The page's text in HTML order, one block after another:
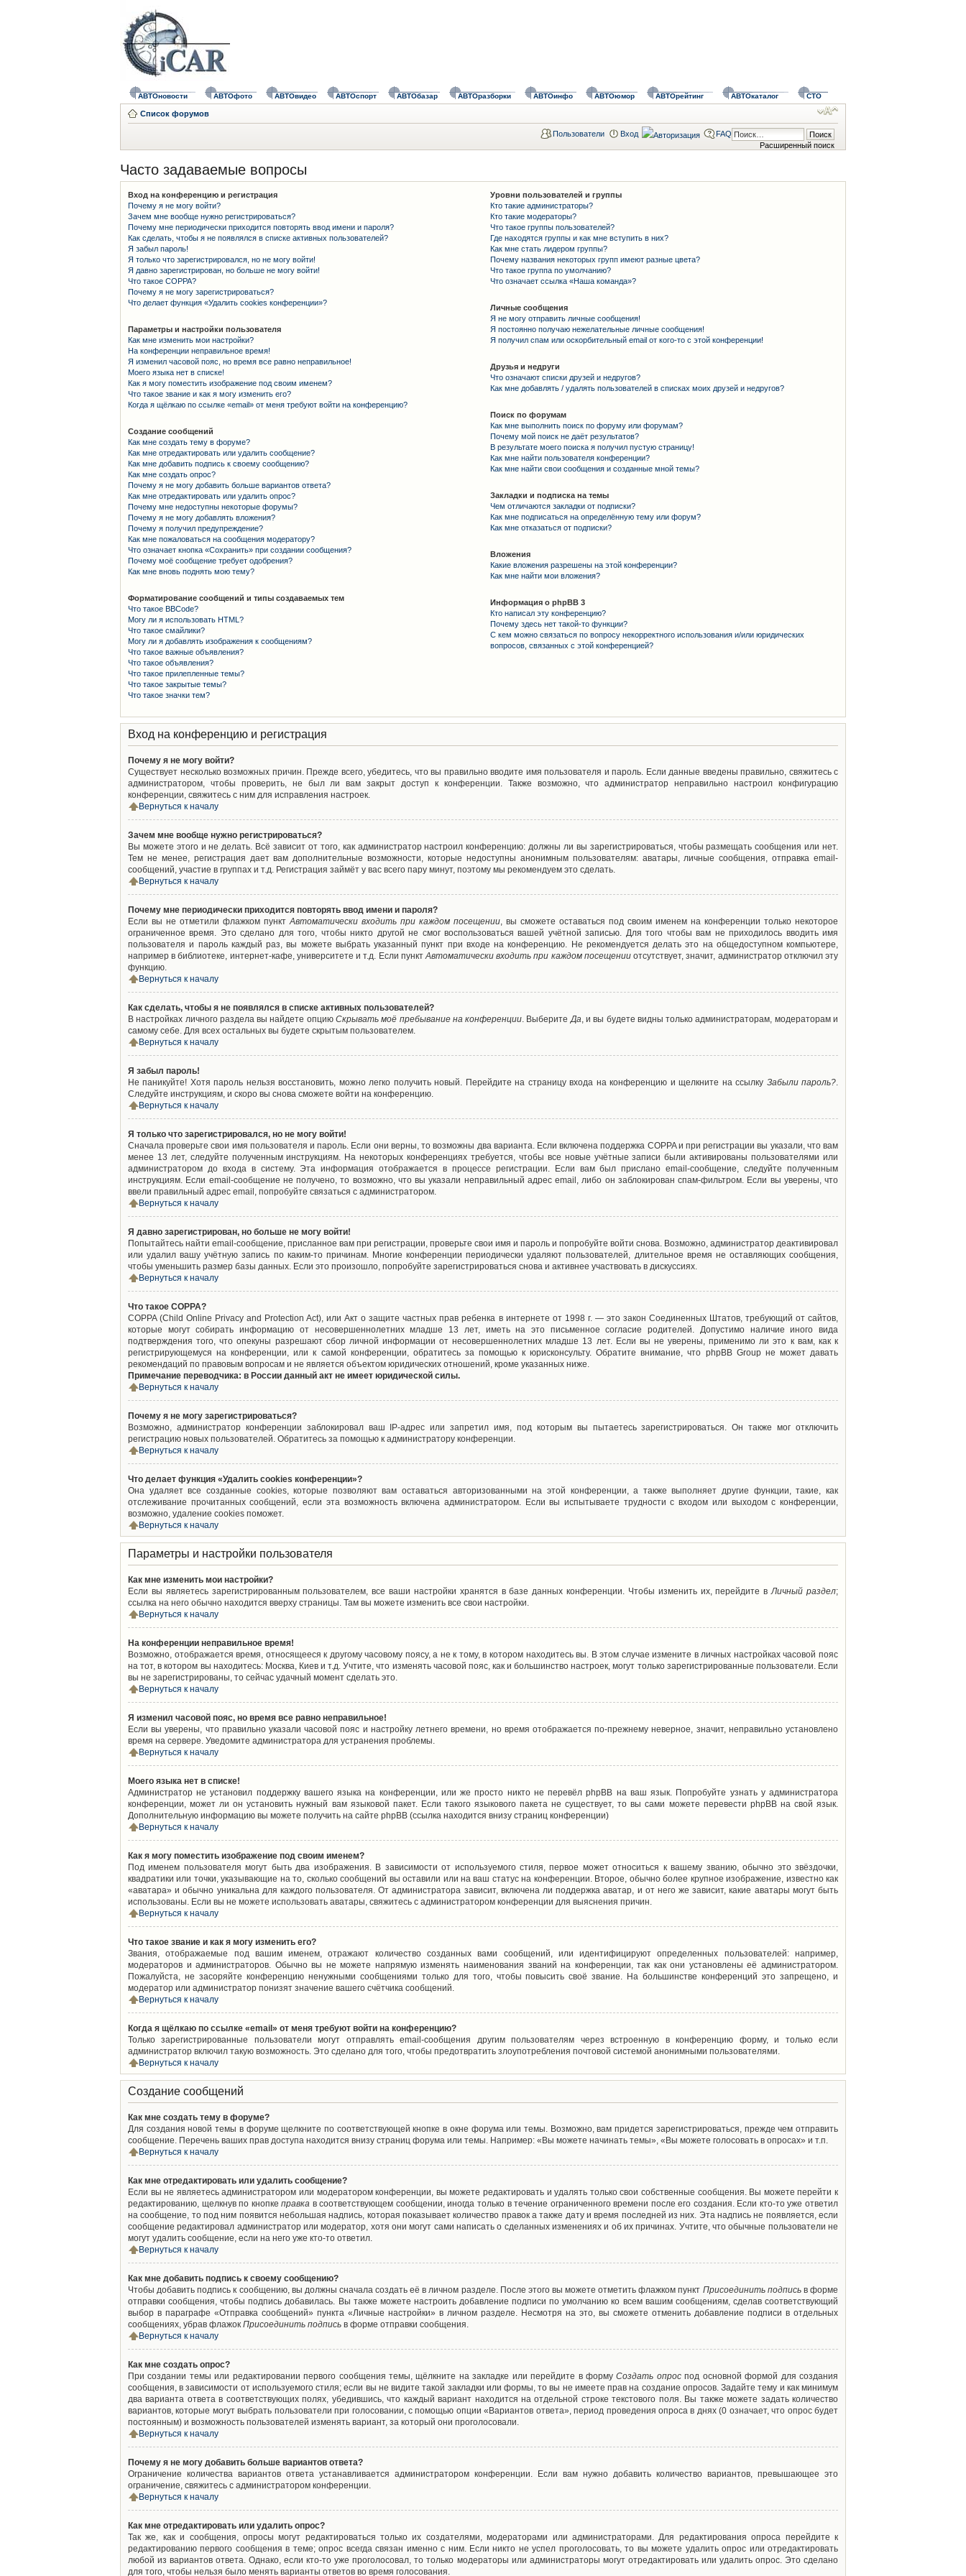
АВТОновости АВТОфото АВТОвидео АВТОспорт АВТОбазар АВТОразборки АВТОинфо АВТОюмор АВТОрейтинг АВТОкаталог СТО
Список форумов
Расширенный поиск
Пользователи Вход FAQ
Часто задаваемые вопросы
Вход на конференцию и регистрация
Почему я не могу войти?
Зачем мне вообще нужно регистрироваться?
Почему мне периодически приходится повторять ввод имени и пароля?
Как сделать, чтобы я не появлялся в списке активных пользователей?
Я забыл пароль!
Я только что зарегистрировался, но не могу войти!
Я давно зарегистрирован, но больше не могу войти!
Что такое COPPA?
Почему я не могу зарегистрироваться?
Что делает функция «Удалить cookies конференции»?
Параметры и настройки пользователя
Как мне изменить мои настройки?
На конференции неправильное время!
Я изменил часовой пояс, но время все равно неправильное!
Моего языка нет в списке!
Как я могу поместить изображение под своим именем?
Что такое звание и как я могу изменить его?
Когда я щёлкаю по ссылке «email» от меня требуют войти на конференцию?
Создание сообщений
Как мне создать тему в форуме?
Как мне отредактировать или удалить сообщение?
Как мне добавить подпись к своему сообщению?
Как мне создать опрос?
Почему я не могу добавить больше вариантов ответа?
Как мне отредактировать или удалить опрос?
Почему мне недоступны некоторые форумы?
Почему я не могу добавлять вложения?
Почему я получил предупреждение?
Как мне пожаловаться на сообщения модератору?
Что означает кнопка «Сохранить» при создании сообщения?
Почему моё сообщение требует одобрения?
Как мне вновь поднять мою тему?
Форматирование сообщений и типы создаваемых тем
Что такое BBCode?
Могу ли я использовать HTML?
Что такое смайлики?
Могу ли я добавлять изображения к сообщениям?
Что такое важные объявления?
Что такое объявления?
Что такое прилепленные темы?
Что такое закрытые темы?
Что такое значки тем?
Уровни пользователей и группы
Кто такие администраторы?
Кто такие модераторы?
Что такое группы пользователей?
Где находятся группы и как мне вступить в них?
Как мне стать лидером группы?
Почему названия некоторых групп имеют разные цвета?
Что такое группа по умолчанию?
Что означает ссылка «Наша команда»?
Личные сообщения
Я не могу отправить личные сообщения!
Я постоянно получаю нежелательные личные сообщения!
Я получил спам или оскорбительный email от кого-то с этой конференции!
Друзья и недруги
Что означают списки друзей и недругов?
Как мне добавлять / удалять пользователей в списках моих друзей и недругов?
Поиск по форумам
Как мне выполнить поиск по форуму или форумам?
Почему мой поиск не даёт результатов?
В результате моего поиска я получил пустую страницу!
Как мне найти пользователя конференции?
Как мне найти свои сообщения и созданные мной темы?
Закладки и подписка на темы
Чем отличаются закладки от подписки?
Как мне подписаться на определённую тему или форум?
Как мне отказаться от подписки?
Вложения
Какие вложения разрешены на этой конференции?
Как мне найти мои вложения?
Информация о phpBB 3
Кто написал эту конференцию?
Почему здесь нет такой-то функции?
С кем можно связаться по вопросу некорректного использования и/или юридических
вопросов, связанных с этой конференцией?
Вход на конференцию и регистрация
Почему я не могу войти?
Существует несколько возможных причин. Прежде всего, убедитесь, что вы правильно вводите имя пользователя и пароль. Если данные введены правильно, свяжитесь с
администратором, чтобы проверить, не был ли вам закрыт доступ к конференции. Также возможно, что администратор неправильно настроил конфигурацию
конференции, свяжитесь с ним для исправления настроек.
Вернуться к началу
Зачем мне вообще нужно регистрироваться?
Вы можете этого и не делать. Всё зависит от того, как администратор настроил конференцию: должны ли вы зарегистрироваться, чтобы размещать сообщения или нет.
Тем не менее, регистрация дает вам дополнительные возможности, которые недоступны анонимным пользователям: аватары, личные сообщения, отправка email-
сообщений, участие в группах и т.д. Регистрация займёт у вас всего пару минут, поэтому мы рекомендуем это сделать.
Вернуться к началу
Почему мне периодически приходится повторять ввод имени и пароля?
Если вы не отметили флажком пунктАвтоматически входить при каждом посещении, вы сможете оставаться под своим именем на конференции только некоторое
ограниченное время. Это сделано для того, чтобы никто другой не смог воспользоваться вашей учётной записью. Для того чтобы вам не приходилось вводить имя
пользователя и пароль каждый раз, вы можете выбрать указанный пункт при входе на конференцию. Не рекомендуется делать это на общедоступном компьютере,
например в библиотеке, интернет-кафе, университете и т.д. Если пунктАвтоматически входить при каждом посещенииотсутствует, значит, администратор отключил эту
функцию.
Вернуться к началу
Как сделать, чтобы я не появлялся в списке активных пользователей?
В настройках личного раздела вы найдете опцию Скрывать моё пребывание на конференции. ВыберитеДа, и вы будете видны только администраторам, модераторам и
самому себе. Для всех остальных вы будете скрытым пользователем.
Вернуться к началу
Я забыл пароль!
Не паникуйте! Хотя пароль нельзя восстановить, можно легко получить новый. Перейдите на страницу входа на конференцию и щелкните на ссылку Забыли пароль?.
Следуйте инструкциям, и скоро вы снова сможете войти на конференцию.
Вернуться к началу
Я только что зарегистрировался, но не могу войти!
Сначала проверьте свои имя пользователя и пароль. Если они верны, то возможны два варианта. Если включена поддержка COPPA и при регистрации вы указали, что вам
менее 13 лет, следуйте полученным инструкциям. На некоторых конференциях требуется, чтобы все новые учётные записи были активированы пользователями или
администратором до входа в систему. Эта информация отображается в процессе регистрации. Если вам был прислано email-сообщение, следуйте полученным
инструкциям. Если email-сообщение не получено, то возможно, что вы указали неправильный адрес email, либо он заблокирован спам-фильтром. Если вы уверены, что
ввели правильный адрес email, попробуйте связаться с администратором.
Вернуться к началу
Я давно зарегистрирован, но больше не могу войти!
Попытайтесь найти email-сообщение, присланное вам при регистрации, проверьте свои имя и пароль и попробуйте войти снова. Возможно, администратор деактивировал
или удалил вашу учётную запись по каким-то причинам. Многие конференции периодически удаляют пользователей, длительное время не оставляющих сообщения,
чтобы уменьшить размер базы данных. Если это произошло, попробуйте зарегистрироваться снова и активнее участвовать в дискуссиях.
Вернуться к началу
Что такое COPPA?
COPPA (Child Online Privacy and Protection Act), или Акт о защите частных прав ребенка в интернете от 1998 г. — это закон Соединенных Штатов, требующий от сайтов,
которые могут собирать информацию от несовершеннолетних младше 13 лет, иметь на это письменное согласие родителей. Допустимо наличие иного вида
подтверждения того, что опекуны разрешают сбор личной информации от несовершеннолетних младше 13 лет. Если вы не уверены, применимо ли это к вам, как к
регистрирующемуся на конференции, или к самой конференции, обратитесь за помощью к юрисконсульту. Обратите внимание, что phpBB Group не может давать
рекомендаций по правовым вопросам и не является объектом юридических отношений, кроме указанных ниже.
Примечание переводчика: в России данный акт не имеет юридической силы.
Вернуться к началу
Почему я не могу зарегистрироваться?
Возможно, администратор конференции заблокировал ваш IP-адрес или запретил имя, под которым вы пытаетесь зарегистрироваться. Он также мог отключить
регистрацию новых пользователей. Обратитесь за помощью к администратору конференции.
Вернуться к началу
Что делает функция «Удалить cookies конференции»?
Она удаляет все созданные cookies, которые позволяют вам оставаться авторизованными на этой конференции, а также выполняет другие функции, такие, как
отслеживание прочитанных сообщений, если эта возможность включена администратором. Если вы испытываете трудности с входом или выходом с конференции,
возможно, удаление cookies поможет.
Вернуться к началу
Параметры и настройки пользователя
Как мне изменить мои настройки?
Если вы являетесь зарегистрированным пользователем, все ваши настройки хранятся в базе данных конференции. Чтобы изменить их, перейдите вЛичный раздел;
ссылка на него обычно находится вверху страницы. Там вы можете изменить все свои настройки.
Вернуться к началу
На конференции неправильное время!
Возможно, отображается время, относящееся к другому часовому поясу, а не к тому, в котором находитесь вы. В этом случае измените в личных настройках часовой пояс
на тот, в котором вы находитесь: Москва, Киев и т.д. Учтите, что изменять часовой пояс, как и большинство настроек, могут только зарегистрированные пользователи. Если
вы не зарегистрированы, то сейчас удачный момент сделать это.
Вернуться к началу
Я изменил часовой пояс, но время все равно неправильное!
Если вы уверены, что правильно указали часовой пояс и настройку летнего времени, но время отображается по-прежнему неверное, значит, неправильно установлено
время на сервере. Уведомите администратора для устранения проблемы.
Вернуться к началу
Моего языка нет в списке!
Администратор не установил поддержку вашего языка на конференции, или же просто никто не перевёл phpBB на ваш язык. Попробуйте узнать у администратора
конференции, может ли он установить нужный вам языковой пакет. Если такого языкового пакета не существует, то вы сами можете перевести phpBB на свой язык.
Дополнительную информацию вы можете получить на сайте phpBB (ссылка находится внизу страниц конференции)
Вернуться к началу
Как я могу поместить изображение под своим именем?
Под именем пользователя могут быть два изображения. В зависимости от используемого стиля, первое может относиться к вашему званию, обычно это звёздочки,
квадратики или точки, указывающие на то, сколько сообщений вы оставили или на ваш статус на конференции. Второе, обычно более крупное изображение, известно как
«аватара» и обычно уникальна для каждого пользователя. От администратора зависит, включена ли поддержка аватар, и от него же зависит, какие аватары могут быть
использованы. Если вы не можете использовать аватары, свяжитесь с администратором конференции для выяснения причин.
Вернуться к началу
Что такое звание и как я могу изменить его?
Звания, отображаемые под вашим именем, отражают количество созданных вами сообщений, или идентифицируют определенных пользователей: например,
модераторов и администраторов. Обычно вы не можете напрямую изменять наименования званий на конференции, так как они установлены её администратором.
Пожалуйста, не засоряйте конференцию ненужными сообщениями только для того, чтобы повысить своё звание. На большинстве конференций это запрещено, и
модератор или администратор понизят значение вашего счётчика сообщений.
Вернуться к началу
Когда я щёлкаю по ссылке «email» от меня требуют войти на конференцию?
Только зарегистрированные пользователи могут отправлять email-сообщения другим пользователям через встроенную в конференцию форму, и только если
администратор включил такую возможность. Это сделано для того, чтобы предотвратить злоупотребления почтовой системой анонимными пользователями.
Вернуться к началу
Создание сообщений
Как мне создать тему в форуме?
Для создания новой темы в форуме щелкните по соответствующей кнопке в окне форума или темы. Возможно, вам придется зарегистрироваться, прежде чем отправить
сообщение. Перечень ваших прав доступа находится внизу страниц форума или темы. Например: «Вы можете начинать темы», «Вы можете голосовать в опросах» и т.п.
Вернуться к началу
Как мне отредактировать или удалить сообщение?
Если вы не являетесь администратором или модератором конференции, вы можете редактировать и удалять только свои собственные сообщения. Вы можете перейти к
редактированию, щелкнув по кнопкеправка в соответствующем сообщении, иногда только в течение ограниченного времени после его создания. Если кто-то уже ответил
на сообщение, то под ним появится небольшая надпись, которая показывает количество правок а также дату и время последней из них. Эта надпись не появляется, если
сообщение редактировал администратор или модератор, хотя они могут сами написать о сделанных изменениях и об их причинах. Учтите, что обычные пользователи не
могут удалить сообщение, если на него уже кто-то ответил.
Вернуться к началу
Как мне добавить подпись к своему сообщению?
Чтобы добавить подпись к сообщению, вы должны сначала создать её в личном разделе. После этого вы можете отметить флажком пункт Присоединить подписьв форме
отправки сообщения, чтобы подпись добавилась. Вы также можете настроить добавление подписи по умолчанию ко всем вашим сообщениям, сделав соответствующий
выбор в параграфе «Отправка сообщений» пункта «Личные настройки» в личном разделе. Несмотря на это, вы сможете отменить добавление подписи в отдельных
сообщениях, убрав флажок Присоединить подпись в форме отправки сообщения.
Вернуться к началу
Как мне создать опрос?
При создании темы или редактировании первого сообщения темы, щёлкните на закладке или перейдите в формуСоздать опроспод основной формой для создания
сообщения, в зависимости от используемого стиля; если вы не видите такой закладки или формы, то вы не имеете прав на создание опросов. Задайте тему и как минимум
два варианта ответа в соответствующих полях, убедившись, что каждый вариант находится на отдельной строке текстового поля. Вы также можете задать количество
вариантов, которые могут выбрать пользователи при голосовании, с помощью опции «Вариантов ответа», период проведения опроса в днях (0 означает, что опрос будет
постоянным) и возможность пользователей изменять вариант, за который они проголосовали.
Вернуться к началу
Почему я не могу добавить больше вариантов ответа?
Ограничение количества вариантов ответа устанавливается администратором конференции. Если вам нужно добавить количество вариантов, превышающее это
ограничение, свяжитесь с администратором конференции.
Вернуться к началу
Как мне отредактировать или удалить опрос?
Так же, как и сообщения, опросы могут редактироваться только их создателями, модераторами или администраторами. Для редактирования опроса перейдите к
редактированию первого сообщения в теме; опрос всегда связан именно с ним. Если никто не успел проголосовать, то вы можете удалить опрос или отредактировать
любой из вариантов ответа. Однако, если кто-то уже проголосовал, то только модераторы или администраторы могут отредактировать или удалить опрос. Это сделано
для того, чтобы нельзя было менять варианты ответов во время голосования.